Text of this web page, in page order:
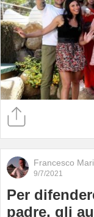
Francesco
9/7/2021
Per
padre, gli